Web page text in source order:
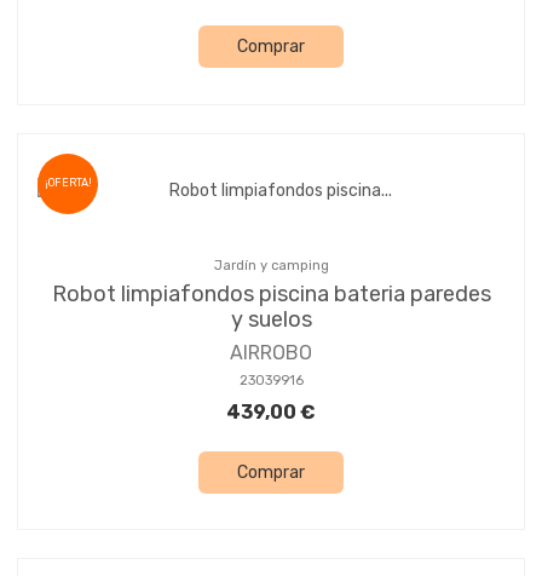
Comprar
¡OFERTA!
Jardín y camping
Robot limpiafondos piscina bateria paredes
y suelos
AIRROBO
23039916
439,00 €
Comprar